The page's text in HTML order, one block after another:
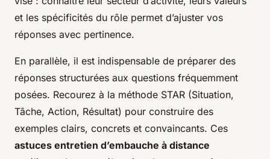
et les spécificités du rôle permet d’ajuster vos
réponses avec pertinence.
En parallèle, il est indispensable de préparer des
réponses structurées aux questions fréquemment
posées. Recourez à la méthode STAR (Situation,
Tâche, Action, Résultat) pour construire des
exemples clairs, concrets et convaincants. Ces
astuces entretien d’embauche à distance